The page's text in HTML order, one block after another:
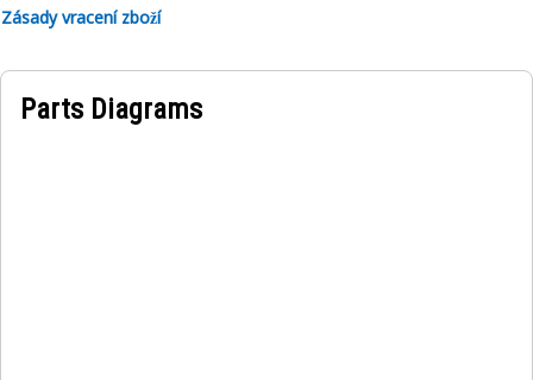
Zásady vracení zboží
Parts Diagrams